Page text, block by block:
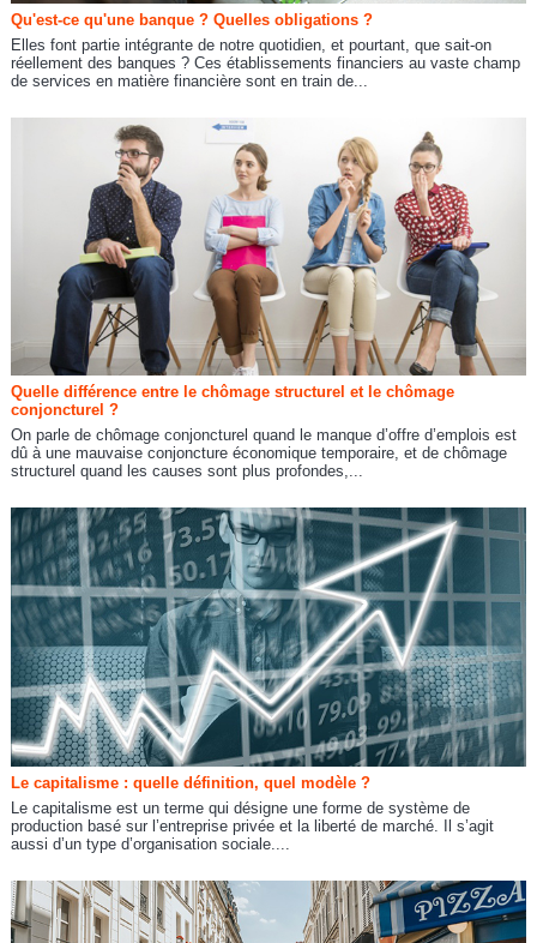
Qu'est-ce qu'une banque ? Quelles obligations ?
Elles font partie intégrante de notre quotidien, et pourtant, que sait-on
réellement des banques ? Ces établissements financiers au vaste champ
de services en matière financière sont en train de...
Quelle différence entre le chômage structurel et le chômage
conjoncturel ?
On parle de chômage conjoncturel quand le manque d’offre d’emplois est
dû à une mauvaise conjoncture économique temporaire, et de chômage
structurel quand les causes sont plus profondes,...
Le capitalisme : quelle définition, quel modèle ?
Le capitalisme est un terme qui désigne une forme de système de
production basé sur l’entreprise privée et la liberté de marché. Il s’agit
aussi d’un type d’organisation sociale....